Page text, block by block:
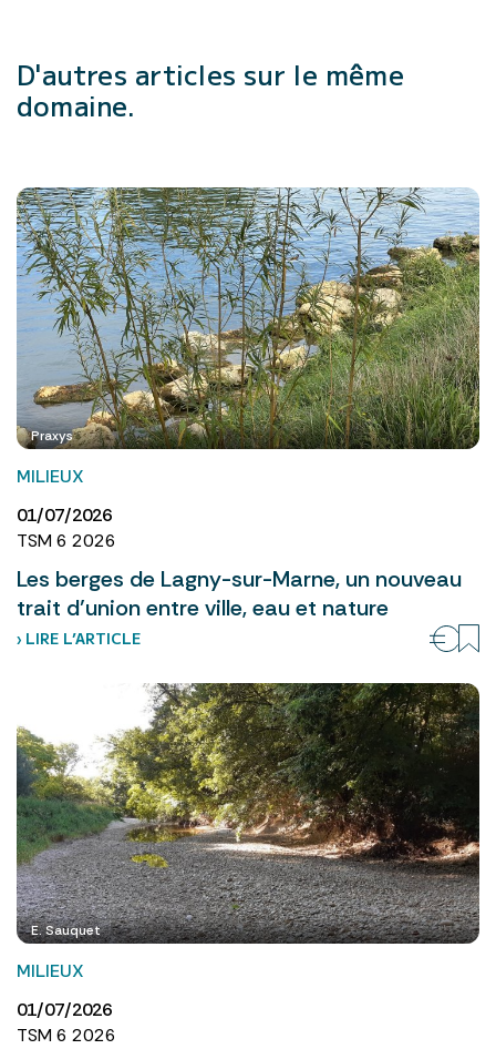
D'autres articles sur le même
domaine.
Praxys
MILIEUX
01/07/2026
TSM 6 2026
Les berges de Lagny-sur-Marne, un nouveau
trait d’union entre ville, eau et nature
› LIRE L’ARTICLE
E. Sauquet
MILIEUX
01/07/2026
TSM 6 2026